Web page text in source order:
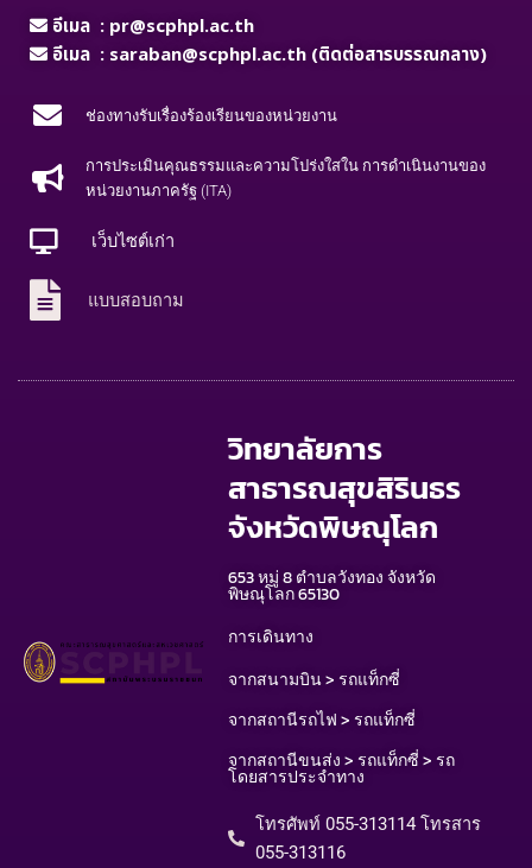
อีเมล : pr@scphpl.ac.th
อีเมล : saraban@scphpl.ac.th (ติดต่อสารบรรณกลาง)
ช่องทางรับเรื่องร้องเรียนของหน่วยงาน
การประเมินคุณธรรมและความโปร่งใสใน การดำเนินงานของ
หน่วยงานภาครัฐ (ITA)
เว็บไซต์เก่า
แบบสอบถาม
วิทยาลัยการ
สาธารณสุขสิรินธร
จังหวัดพิษณุโลก
653 หมู่ 8 ตำบลวังทอง จังหวัด
พิษณุโลก 65130
การเดินทาง
จากสนามบิน > รถแท็กซี่
จากสถานีรถไฟ > รถแท็กซี่
จากสถานีขนส่ง > รถแท็กซี่ > รถ
โดยสารประจำทาง
โทรศัพท์ 055-313114 โทรสาร
055-313116​